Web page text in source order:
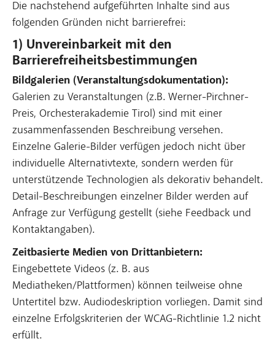
Die nachstehend aufgeführten Inhalte sind aus
folgenden Gründen nicht barrierefrei:
1) Unvereinbarkeit mit den
Barrierefreiheitsbestimmungen
Bildgalerien (Veranstaltungsdokumentation):
Galerien zu Veranstaltungen (z.B. Werner-Pirchner-
Preis, Orchesterakademie Tirol) sind mit einer
zusammenfassenden Beschreibung versehen.
Einzelne Galerie-Bilder verfügen jedoch nicht über
individuelle Alternativtexte, sondern werden für
unterstützende Technologien als dekorativ behandelt.
Detail-Beschreibungen einzelner Bilder werden auf
Anfrage zur Verfügung gestellt (siehe Feedback und
Kontaktangaben).
Zeitbasierte Medien von Drittanbietern:
Eingebettete Videos (z. B. aus
Mediatheken/Plattformen) können teilweise ohne
Untertitel bzw. Audiodeskription vorliegen. Damit sind
einzelne Erfolgskriterien der WCAG-Richtlinie 1.2 nicht
erfüllt.